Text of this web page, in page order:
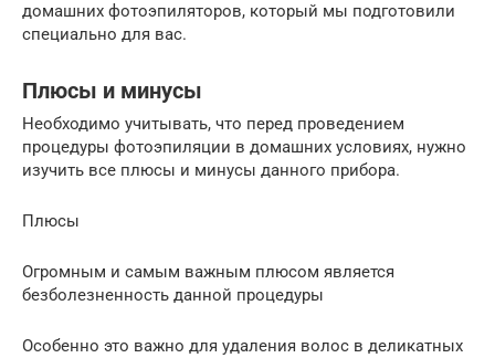
домашних фотоэпиляторов, который мы подготовили
специально для вас.
Плюсы и минусы
Необходимо учитывать, что перед проведением
процедуры фотоэпиляции в домашних условиях, нужно
изучить все плюсы и минусы данного прибора.
Плюсы
Огромным и самым важным плюсом является
безболезненность данной процедуры
Особенно это важно для удаления волос в деликатных